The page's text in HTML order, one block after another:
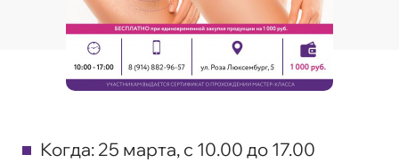
Когда: 25 марта, с 10.00 до 17.00